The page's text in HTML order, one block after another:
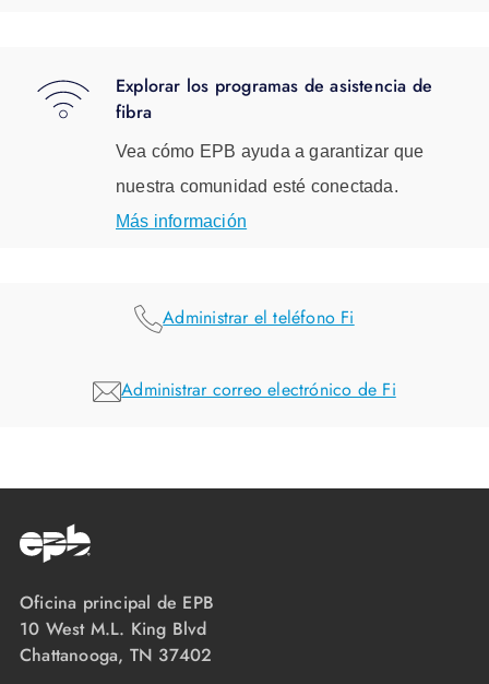
Explorar los programas de asistencia de
fibra
Vea cómo EPB ayuda a garantizar que
nuestra comunidad esté conectada.
Más información
Administrar el teléfono Fi
Administrar correo electrónico de Fi
Oficina principal de EPB
10 West M.L. King Blvd
Chattanooga, TN 37402